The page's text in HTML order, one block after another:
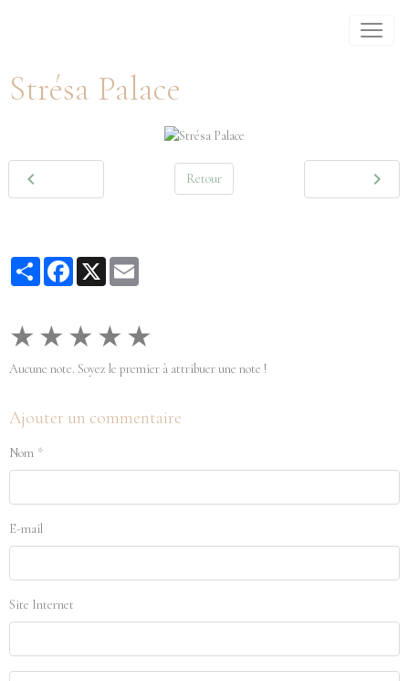
Strésa Palace
Retour
PartagerFacebook
X
★ ★ ★ ★ ★
Aucune note. Soyez le premier à attribuer une note !
Ajouter un commentaire
Nom
E-mail
Site Internet